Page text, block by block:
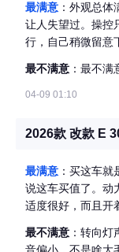
最满意 ：外观总
让人失望过。操控
行，自己稍微留意
最不满意 ：最不
04-09 01:10
2026款 改款 E
最满意 ：买这车
说这车买值了。动
适度很好，而且开
最不满意 ：转向